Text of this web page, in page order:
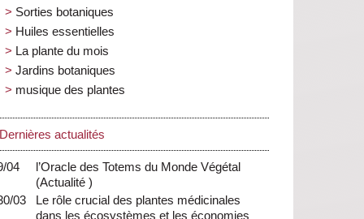
Sorties botaniques
Huiles essentielles
La plante du mois
Jardins botaniques
musique des plantes
Dernières actualités
04
l’Oracle des Totems du Monde Végétal
(Actualité)
03
Le rôle crucial des plantes médicinales
dans les écosystèmes et les économies